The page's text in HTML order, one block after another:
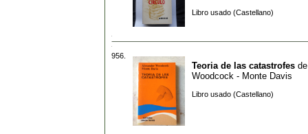
Libro usado (Castellano)
956.
Teoria de las catastrofes
Woodcock - Monte Davis
Libro usado (Castellano)